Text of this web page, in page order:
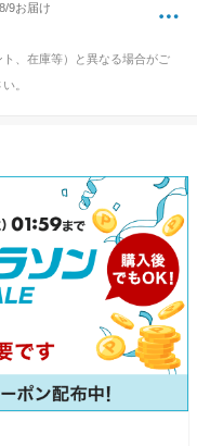
9お届け
、在庫等）と異なる場合がご
。